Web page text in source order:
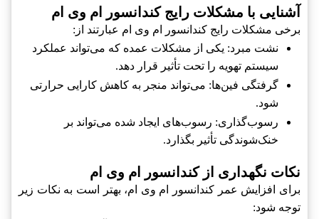
آشنایی با مشکلات رایج کندانسور ام وی ام
برخی مشکلات رایج کندانسور ام وی ام عبارتند از:
نشت مبرد: یکی از مشکلات عمده که می‌تواند عملکرد
سیستم تهویه را تحت تأثیر قرار دهد.
گرفتگی فین‌ها: می‌تواند منجر به کاهش کارایی حرارتی
شود.
رسوب‌گذاری: رسوب‌های ایجاد شده می‌تواند بر
خنک‌شوندگی تأثیر بگذارد.
نکات نگهداری از کندانسور ام وی ام
برای افزایش عمر کندانسور ام وی ام، بهتر است به نکات زیر
توجه شود: